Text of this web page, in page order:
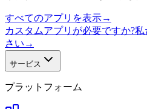
すべてのアプリを表示→
カスタムアプリが必要ですか?
さい →
サービス
プラットフォーム